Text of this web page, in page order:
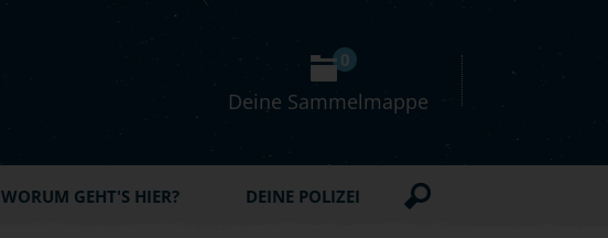
Deine Sammelmappe
0
WORUM GEHT'S HIER? DEINE POLIZEI